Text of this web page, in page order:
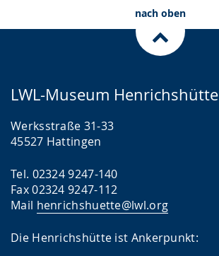
nach oben
LWL-Museum Henrichshütte
Werksstraße 31-33
45527 Hattingen
Tel. 02324 9247-140
Fax 02324 9247-112
Mail henrichshuette@lwl.org
Die Henrichshütte ist Ankerpunkt: